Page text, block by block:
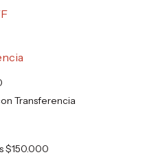
Transferencia
$150.000